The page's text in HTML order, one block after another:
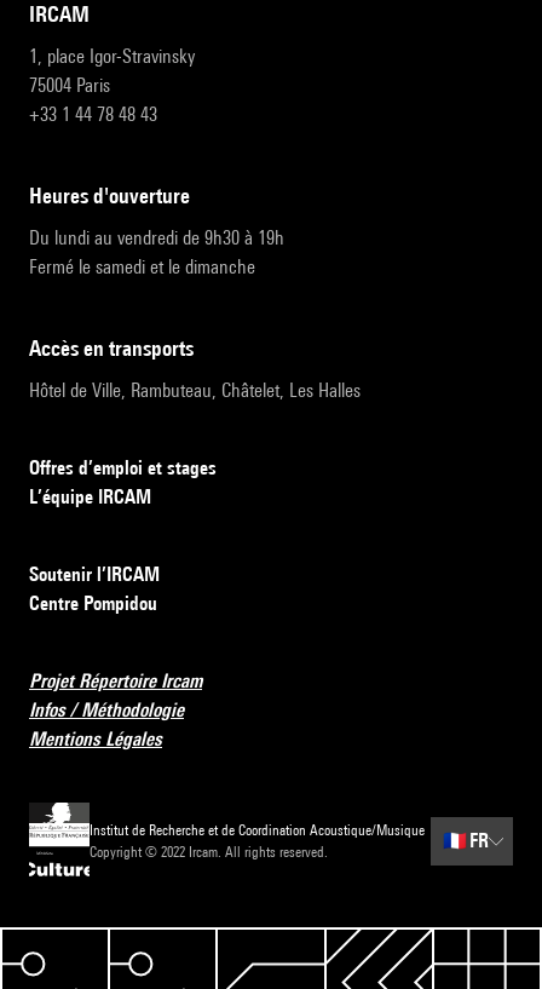
IRCAM
1, place Igor-Stravinsky
75004 Paris
+33 1 44 78 48 43
heures d'ouverture
Du lundi au vendredi de 9h30 à 19h
Fermé le samedi et le dimanche
accès en transports
Hôtel de Ville, Rambuteau, Châtelet, Les Halles
Offres d’emploi et stages
L’équipe IRCAM
Soutenir l’IRCAM
Centre Pompidou
Projet Répertoire Ircam
Infos / Méthodologie
Mentions Légales
Institut de Recherche et de Coordination Acoustique/Musique
Copyright © 2022 Ircam. All rights reserved.
🇫🇷 FR